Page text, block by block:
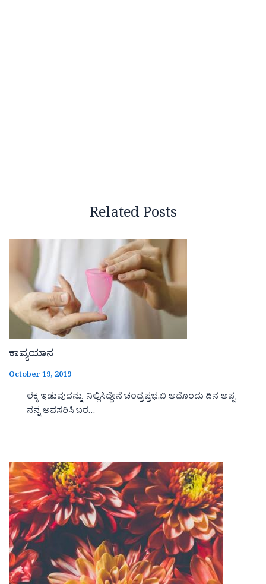
Related Posts
ಕಾವ್ಯಯಾನ
October 19, 2019
ಲೆಕ್ಕ ಇಡುವುದನ್ನು ನಿಲ್ಲಿಸಿದ್ದೇನೆ ಚಂದ್ರಪ್ರಭ.ಬಿ ಅದೊಂದು ದಿನ ಅಪ್ಪ
ನನ್ನ ಅವಸರಿಸಿ ಬರ…